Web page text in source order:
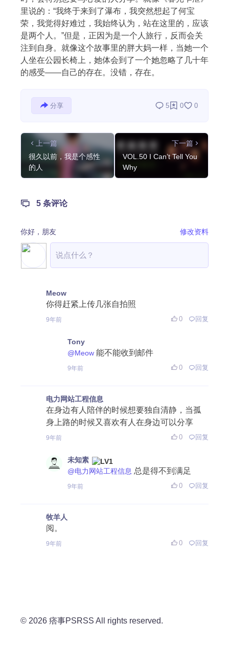
里说的：“我终于来到了瀑布，我突然想起了何宝
荣，我觉得好难过，我始终认为，站在这里的，应该
是两个人。”但是，正因为是一个人旅行，反而会关
注到自身。就像这个故事里的胖大妈一样，当她一个
人坐在公园长椅上，她体会到了一个她忽略了几十年
的感受——自己的存在。没错，存在。
分享 5 0 0
上一篇
很久以前，我是个感性
的人
下一篇
VOL.50 I Can’t Tell You
Why
5 条评论
你好， 朋友 修改资料
Meow
你得赶紧上传几张自拍照
9年前 0 回复
Tony
@Meow 能不能收到邮件
9年前 0 回复
电力网站工程信息
在身边有人陪伴的时候想要独自清静，当孤
身上路的时候又喜欢有人在身边可以分享
9年前 0 回复
未知素
@电力网站工程信息 总是得不到满足
9年前 0 回复
牧羊人
阅。
9年前 0 回复
© 2026 痞事PSRSS All rights reserved.